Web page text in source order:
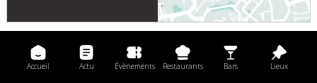
Accueil Actu Évènements Restaurants Bars Lieux